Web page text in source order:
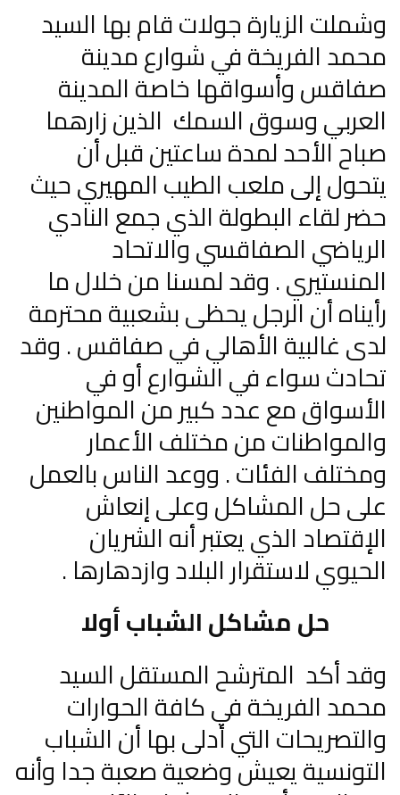
وشملت الزيارة جولات قام بها السيد
محمد الفريخة في شوارع مدينة
صفاقس وأسواقها خاصة المدينة
العربي وسوق السمك الذين زارهما
صباح الأحد لمدة ساعتين قبل أن
يتحول إلى ملعب الطيب المهيري حيث
حضر لقاء البطولة الذي جمع النادي
الرياضي الصفاقسي والاتحاد
المنستيري . وقد لمسنا من خلال ما
رأيناه أن الرجل يحظى بشعبية محترمة
لدى غالبية الأهالي في صفاقس . وقد
تحادث سواء في الشوارع أو في
الأسواق مع عدد كبير من المواطنين
والمواطنات من مختلف الأعمار
ومختلف الفئات . ووعد الناس بالعمل
على حل المشاكل وعلى إنعاش
الإقتصاد الذي يعتبر أنه الشريان
الحيوي لاستقرار البلاد وازدهارها .
حل مشاكل الشباب أولا
وقد أكد المترشح المستقل السيد
محمد الفريخة في كافة الحوارات
والتصريحات التي أدلى بها أن الشباب
التونسية يعيش وضعية صعبة جدا وأنه